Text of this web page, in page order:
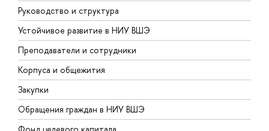
Руководство и структура
Устойчивое развитие в НИУ ВШЭ
Преподаватели и сотрудники
Корпуса и общежития
Закупки
Обращения граждан в НИУ ВШЭ